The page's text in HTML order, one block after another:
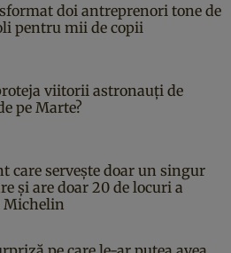
doi antreprenori tone de
pentru mii de copii
viitorii astronauți de
pe Marte?
care servește doar un singur
și are doar 20 de locuri a
Michelin